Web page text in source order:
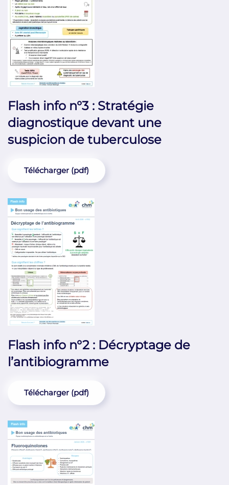
Flash info n°3 : Stratégie
diagnostique devant une
suspicion de tuberculose
Télécharger (pdf)
Flash info n°2 : Décryptage de
l’antibiogramme
Télécharger (pdf)